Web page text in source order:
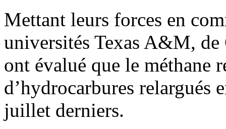
Mettant leurs forces en
universités Texas A&M,
ont évalué que le méthane
d’hydrocarbures relargués
juillet derniers.